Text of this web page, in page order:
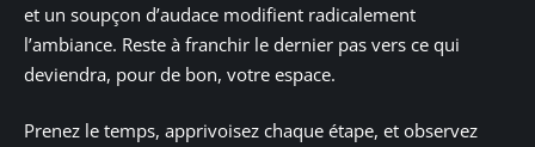
et un soupçon d’audace modifient radicalement
l’ambiance. Reste à franchir le dernier pas vers ce qui
deviendra, pour de bon, votre espace.
Prenez le temps, apprivoisez chaque étape, et observez